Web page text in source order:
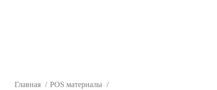
Главная
POS материалы